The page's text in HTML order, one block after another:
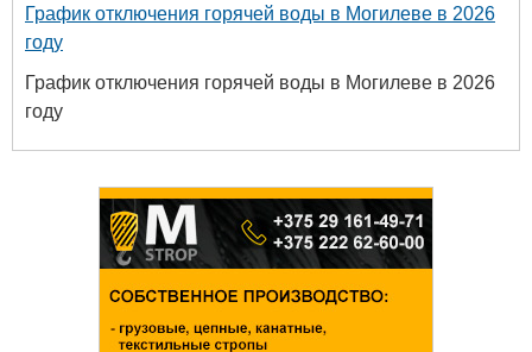
График отключения горячей воды в Могилеве в 2026
году
График отключения горячей воды в Могилеве в 2026
году